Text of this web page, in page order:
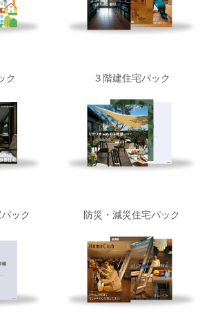
ク ３階建住宅パック
ック 防災・減災住宅パック